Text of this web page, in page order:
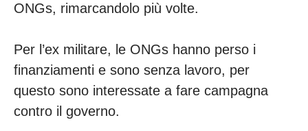
ONGs, rimarcandolo più volte.
Per l’ex militare, le ONGs hanno perso i
finanziamenti e sono senza lavoro, per
questo sono interessate a fare campagna
contro il governo.